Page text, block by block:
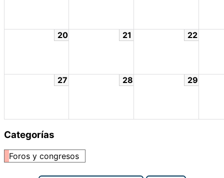
20 21 22
27 28 29
Categorías
Foros y congresos